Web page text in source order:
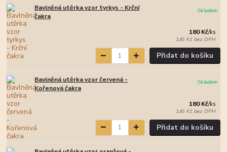
Bavlněná utěrka vzor tyrkys - Krční
čakra
180 Kč/ks
149 Kč bez DPH
Skladem
Přidat do košíku
Bavlněná utěrka vzor červená -
Kořenová čakra
180 Kč/ks
149 Kč bez DPH
Skladem
Přidat do košíku